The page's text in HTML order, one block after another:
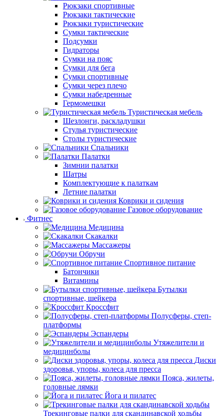
Рюкзаки спортивные
Рюкзаки тактические
Рюкзаки туристические
Сумки тактические
Подсумки
Гидраторы
Сумки на пояс
Сумки для бега
Сумки спортивные
Сумки через плечо
Сумки набедренные
Гермомешки
Туристическая мебель
Шезлонги, раскладушки
Стулья туристические
Столы туристические
Спальники
Палатки
Зимнии палатки
Шатры
Комплектующие к палаткам
Летние палатки
Коврики и сидения
Газовое оборудование
Фитнес
Медицина
Скакалки
Массажеры
Обручи
Спортивное питание
Батончики
Витамины
Бутылки
спортивные, шейкера
Кроссфит
Полусферы, степ-
платформы
Эспандеры
Утяжелители и
медицинболы
Диски
здоровья, упоры, колеса для пресса
Пояса, жилеты,
головные лямки
Йога и пилатес
Трекинговые палки для скандинавской ходьбы